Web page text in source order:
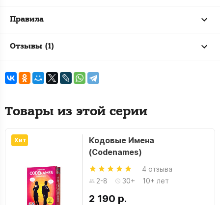
Правила
Отзывы (1)
Товары из этой серии
Хит
Кодовые Имена
(Codenames)
4 отзыва
2-8
30+ 10+ лет
2 190 р.